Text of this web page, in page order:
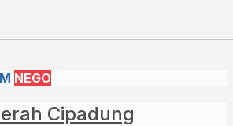
NEGO
Cipadung